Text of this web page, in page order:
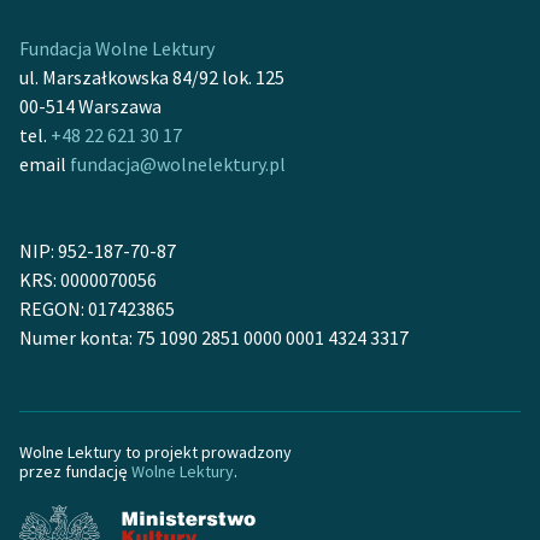
Deklaracja dostępności
Fundacja Wolne Lektury
ul. Marszałkowska 84/92 lok. 125
00-514 Warszawa
tel. +48 22 621 30 17
email fundacja@wolnelektury.pl
NIP: 952-187-70-87
KRS: 0000070056
REGON: 017423865
Numer konta: 75 1090 2851 0000 0001 4324 3317
Wolne Lektury to projekt prowadzony
przez fundację Wolne Lektury.